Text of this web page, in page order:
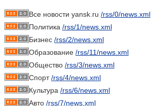
Все новости yansk.ru /rss/0/news.xml
Политика /rss/1/news.xml
Бизнес /rss/2/news.xml
Образование /rss/11/news.xml
Общество /rss/3/news.xml
Спорт/rss/4/news.xml
Культура /rss/6/news.xml
Авто /rss/7/news.xml